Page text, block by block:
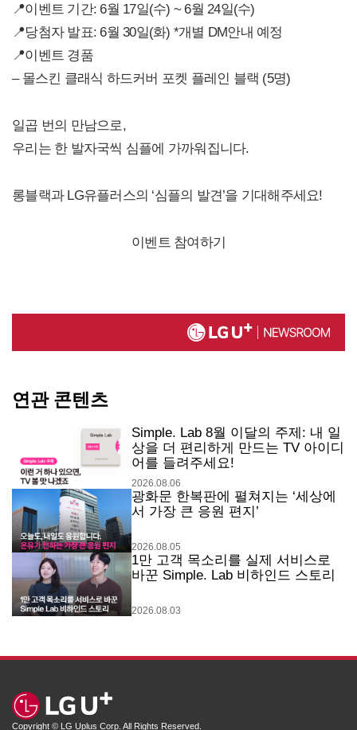
📍이벤트 기간: 6월 17일(수) ~ 6월 24일(수)
📍당첨자 발표: 6월 30일(화) *개별 DM안내 예정
📍이벤트 경품
– 몰스킨 클래식 하드커버 포켓 플레인 블랙 (5명)
일곱 번의 만남으로,
우리는 한 발자국씩 심플에 가까워집니다.
롱블랙과 LG유플러스의 ‘심플의 발견’을 기대해주세요!
이벤트 참여하기
연관 콘텐츠
Simple. Lab 8월 이달의 주제: 내 일
상을 더 편리하게 만드는 TV 아이디
어를 들려주세요!
2026.08.06
광화문 한복판에 펼쳐지는 ‘세상에
서 가장 큰 응원 편지’
2026.08.05
1만 고객 목소리를 실제 서비스로
바꾼 Simple. Lab 비하인드 스토리
2026.08.03
Copyright © LG Uplus Corp. All Rights Reserved.